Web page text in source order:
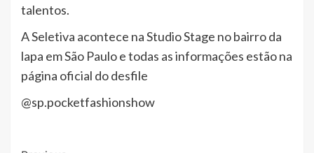
talentos.
A Seletiva acontece na Studio Stage no bairro da
lapa em São Paulo e todas as informações estão na
página oficial do desfile
@sp.pocketfashionshow